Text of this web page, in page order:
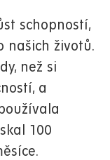
schopností,
našich životů.
než si
a
100